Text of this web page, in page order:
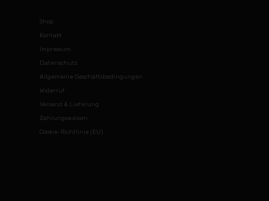
Shop
Kontakt
Impressum
Datenschutz
Allgemeine Geschäftsbedingungen
Widerruf
Versand & Lieferung
Zahlungsweisen
Cookie-Richtlinie (EU)